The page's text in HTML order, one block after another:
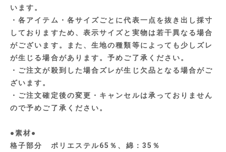
います。
・各アイテム・各サイズごとに代表一点を抜き出し採寸
しておりますため、表示サイズと実物は若干異なる場合
がございます。また、生地の種類等によっても少しズレ
が生じる場合があります。予めご了承ください。
・ご注文が殺到した場合ズレが生じ欠品となる場合がご
ざいます。
・ご注文確定後の変更・キャンセルは承っておりません
ので予めご了承ください。
●素材●
格子部分 ポリエステル65％、綿：35％